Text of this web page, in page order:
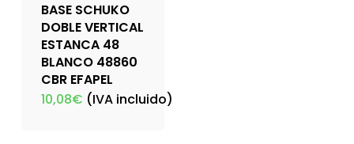
BASE SCHUKO
DOBLE VERTICAL
ESTANCA 48
BLANCO 48860
CBR EFAPEL
10,08€ (IVA incluido)